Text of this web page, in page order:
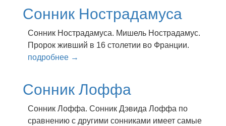
Сонник Нострадамуса
Сонник Нострадамуса. Мишель Нострадамус.
Пророк живший в 16 столетии во Франции.
подробнее →
Сонник Лоффа
Сонник Лоффа. Сонник Дэвида Лоффа по
сравнению с другими сонниками имеет самые